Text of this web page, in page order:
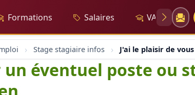
Formations Salaires VAE
Stage stagiaire infos J'ai le plaisir de
éventuel poste ou